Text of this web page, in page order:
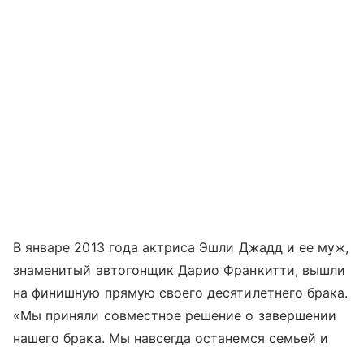
В январе 2013 года актриса Эшли Джадд и ее муж,
знаменитый автогонщик Дарио Франкитти, вышли
на финишную прямую своего десятилетнего брака.
«Мы приняли совместное решение о завершении
нашего брака. Мы навсегда останемся семьей и